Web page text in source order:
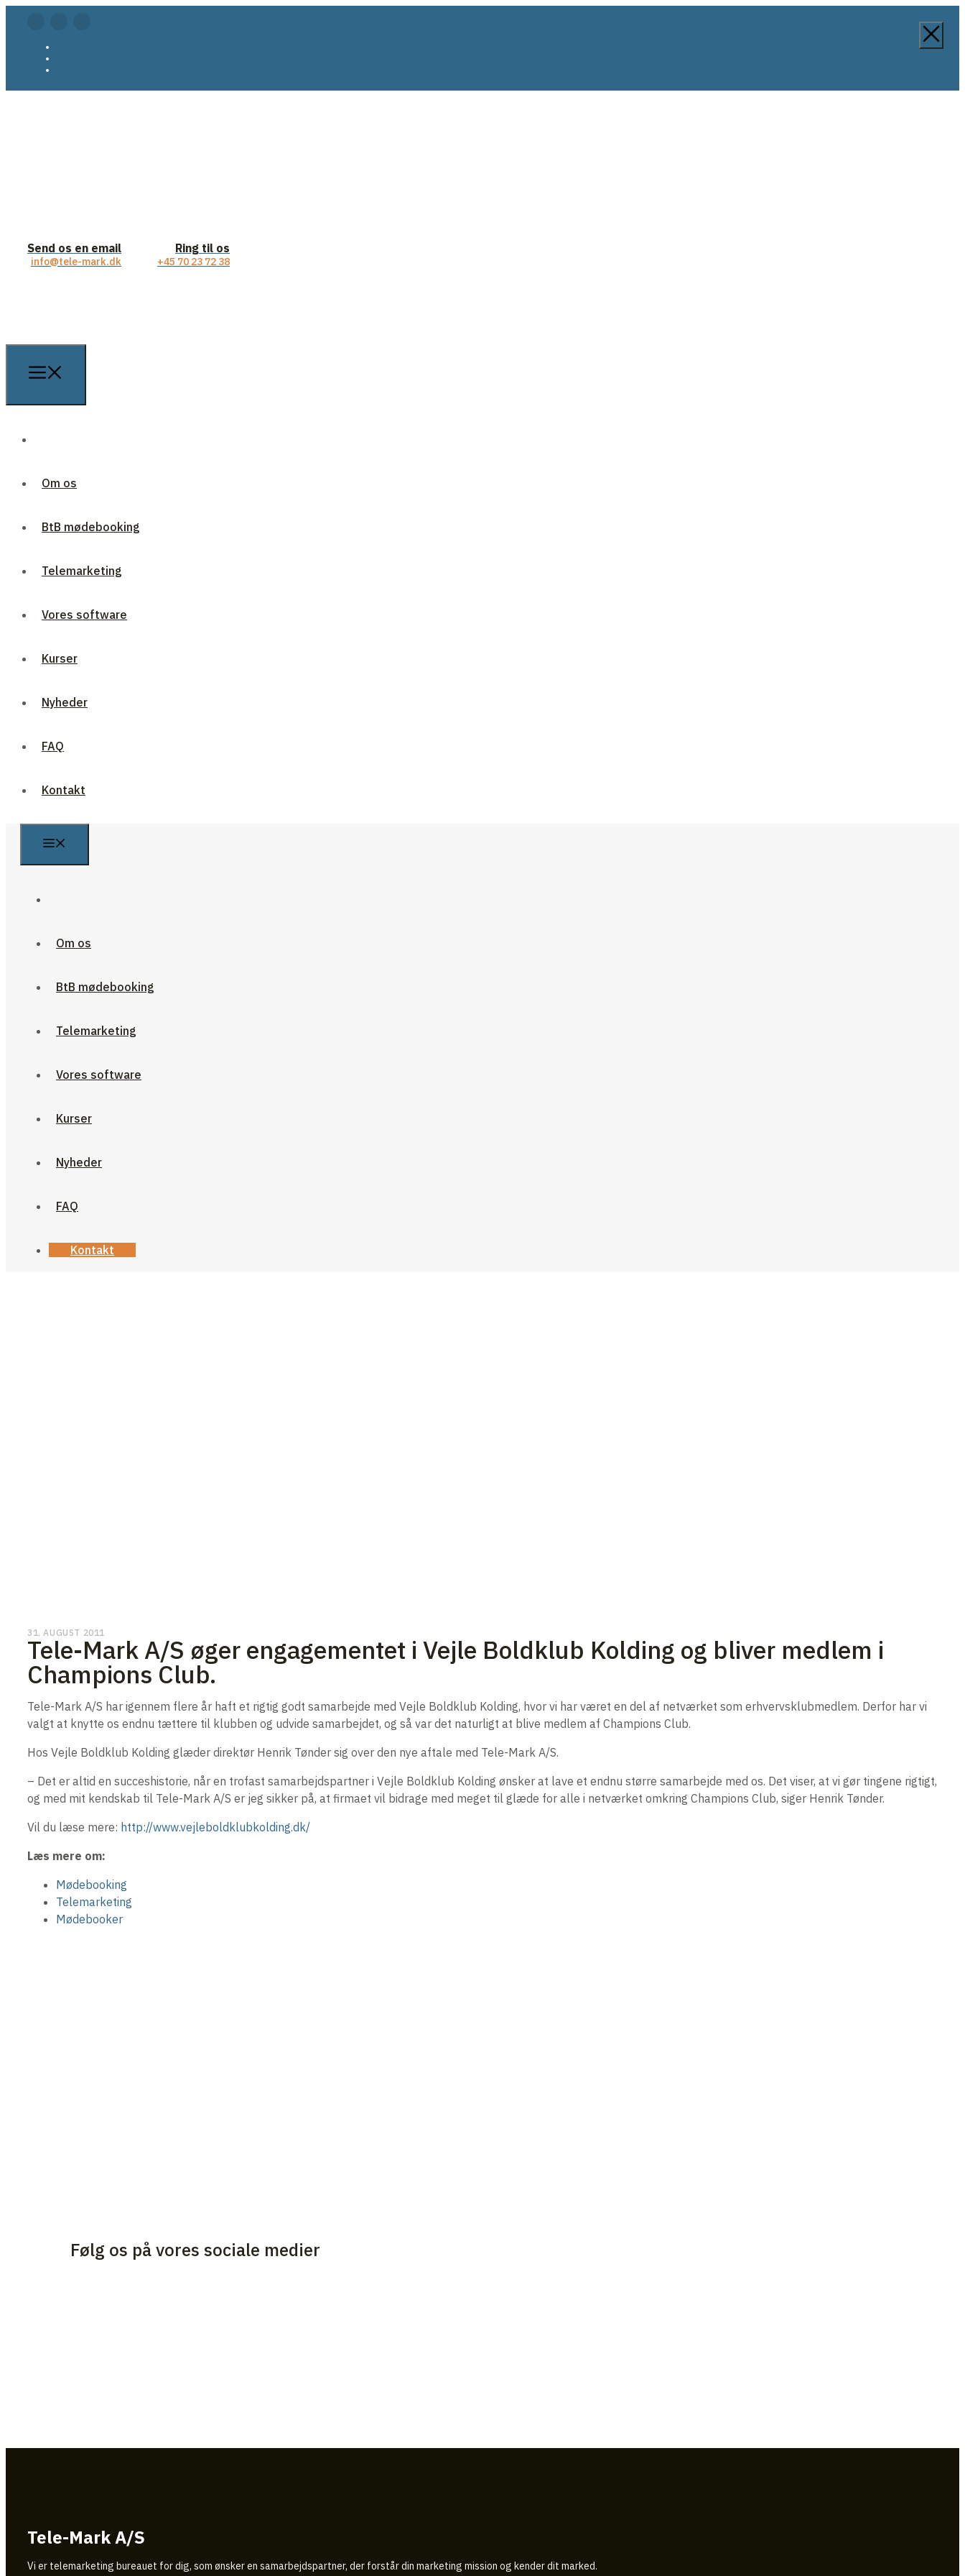
Send os en email
info@tele-mark.dk
Ring til os
+45 70 23 72 38
Om os
BtB mødebooking
Telemarketing
Vores software
Kurser
Nyheder
FAQ
Kontakt
Om os
BtB mødebooking
Telemarketing
Vores software
Kurser
Nyheder
FAQ
Kontakt
31. AUGUST 2011
Tele-Mark A/S øger engagementet i Vejle Boldklub Kolding og bliver medlem i
Champions Club.
Tele-Mark A/S har igennem flere år haft et rigtig godt samarbejde med Vejle Boldklub Kolding, hvor vi har været en del af netværket som erhvervsklubmedlem. Derfor har vi
valgt at knytte os endnu tættere til klubben og udvide samarbejdet, og så var det naturligt at blive medlem af Champions Club.
Hos Vejle Boldklub Kolding glæder direktør Henrik Tønder sig over den nye aftale med Tele-Mark A/S.
– Det er altid en succeshistorie, når en trofast samarbejdspartner i Vejle Boldklub Kolding ønsker at lave et endnu større samarbejde med os. Det viser, at vi gør tingene rigtigt,
og med mit kendskab til Tele-Mark A/S er jeg sikker på, at firmaet vil bidrage med meget til glæde for alle i netværket omkring Champions Club, siger Henrik Tønder.
Vil du læse mere: http://www.vejleboldklubkolding.dk/
Læs mere om:
Mødebooking
Telemarketing
Mødebooker
Følg os på vores sociale medier
Tele-Mark A/S
Vi er telemarketing bureauet for dig, som ønsker en samarbejdspartner, der forstår din marketing mission og kender dit marked.